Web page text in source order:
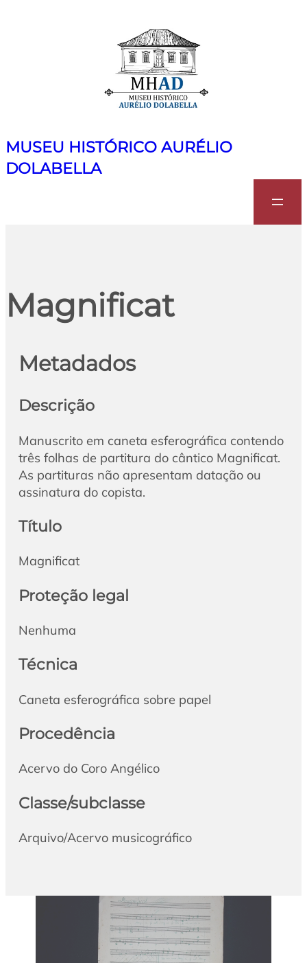
MUSEU HISTÓRICO AURÉLIO
DOLABELLA
Magnificat
Metadados
Descrição
Manuscrito em caneta esferográfica contendo
três folhas de partitura do cântico Magnificat.
As partituras não apresentam datação ou
assinatura do copista.
Título
Magnificat
Proteção legal
Nenhuma
Técnica
Caneta esferográfica sobre papel
Procedência
Acervo do Coro Angélico
Classe/subclasse
Arquivo/Acervo musicográfico